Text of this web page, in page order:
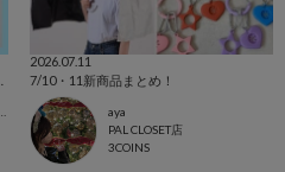
2026.07.11
7/10・11新商品まとめ！
aya
PAL CLOSET店
3COINS